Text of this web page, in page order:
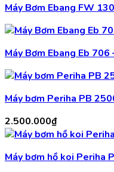
Máy Bơm Ebang FW
Máy Bơm Ebang Eb
Máy bơm Periha PB
2.500.000₫
Máy bơm hồ koi Periha